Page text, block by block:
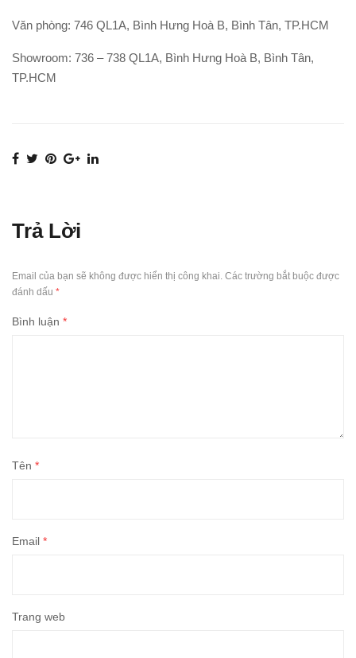
Văn phòng: 746 QL1A, Bình Hưng Hoà B, Bình Tân, TP.HCM
Showroom: 736 – 738 QL1A, Bình Hưng Hoà B, Bình Tân,
TP.HCM
Trả Lời
Email của bạn sẽ không được hiển thị công khai. Các trường bắt buộc được
đánh dấu *
Bình luận *
Tên *
Email *
Trang web